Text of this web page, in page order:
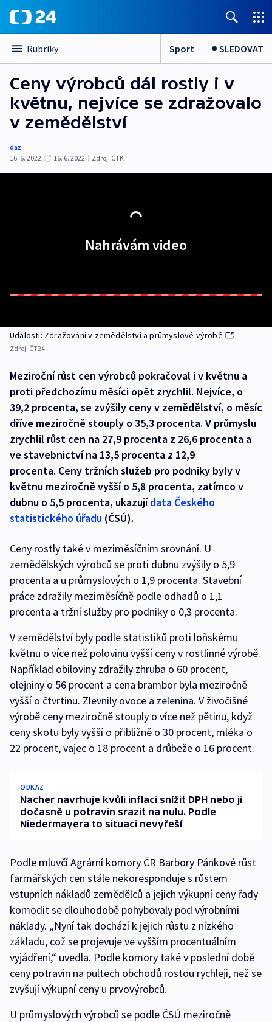
Rubriky Sport SLEDOVAT
Ceny výrobců dál rostly i v
květnu, nejvíce se zdražovalo
v zemědělství
daz
16. 6. 2022
16. 6. 2022 | Zdroj: ČTK
Nahrávám video
Události: Zdražování v zemědělství a průmyslové výrobě
Zdroj: ČT24
Meziroční růst cen výrobců pokračoval i v květnu a
proti předchozímu měsíci opět zrychlil. Nejvíce, o
39,2 procenta, se zvýšily ceny v zemědělství, o měsíc
dříve meziročně stouply o 35,3 procenta. V průmyslu
zrychlil růst cen na 27,9 procenta z 26,6 procenta a
ve stavebnictví na 13,5 procenta z 12,9
procenta. Ceny tržních služeb pro podniky byly v
květnu meziročně vyšší o 5,8 procenta, zatímco v
dubnu o 5,5 procenta, ukazujídata Českého
statistického úřadu (ČSÚ).
Ceny rostly také v meziměsíčním srovnání. U
zemědělských výrobců se proti dubnu zvýšily o 5,9
procenta a u průmyslových o 1,9 procenta. Stavební
práce zdražily meziměsíčně podle odhadů o 1,1
procenta a tržní služby pro podniky o 0,3 procenta.
V zemědělství byly podle statistiků proti loňskému
květnu o více než polovinu vyšší ceny v rostlinné výrobě.
Například obiloviny zdražily zhruba o 60 procent,
olejniny o 56 procent a cena brambor byla meziročně
vyšší o čtvrtinu. Zlevnily ovoce a zelenina. V živočišné
výrobě ceny meziročně stouply o více než pětinu, když
ceny skotu byly vyšší o přibližně o 30 procent, mléka o
22 procent, vajec o 18 procent a drůbeže o 16 procent.
ODKAZ
Nacher navrhuje kvůli inflaci snížit DPH nebo ji
dočasně u potravin srazit na nulu. Podle
Niedermayera to situaci nevyřeší
Podle mluvčí Agrární komory ČR Barbory Pánkové růst
farmářských cen stále nekoresponduje s růstem
vstupních nákladů zemědělců a jejich výkupní ceny řady
komodit se dlouhodobě pohybovaly pod výrobními
náklady. „Nyní tak dochází k jejich růstu z nízkého
základu, což se projevuje ve vyšším procentuálním
vyjádření,“ uvedla. Podle komory také v poslední době
ceny potravin na pultech obchodů rostou rychleji, než se
zvyšují výkupní ceny u prvovýrobců.
U průmyslových výrobců se podle ČSÚ meziročně